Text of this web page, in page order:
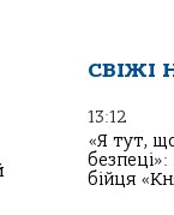
СВІЖІ
13:12
«Я тут,
безпеці»:
бійця